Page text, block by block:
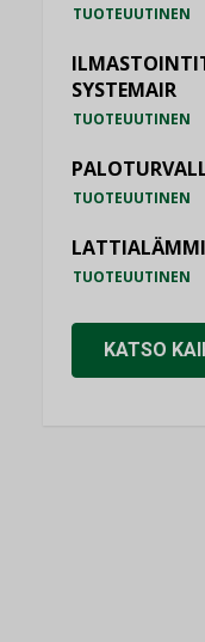
TUOTEUUTINEN
SYSTEMAIR
TUOTEUUTINEN
TUOTEUUTINEN
TUOTEUUTINEN
KATSO